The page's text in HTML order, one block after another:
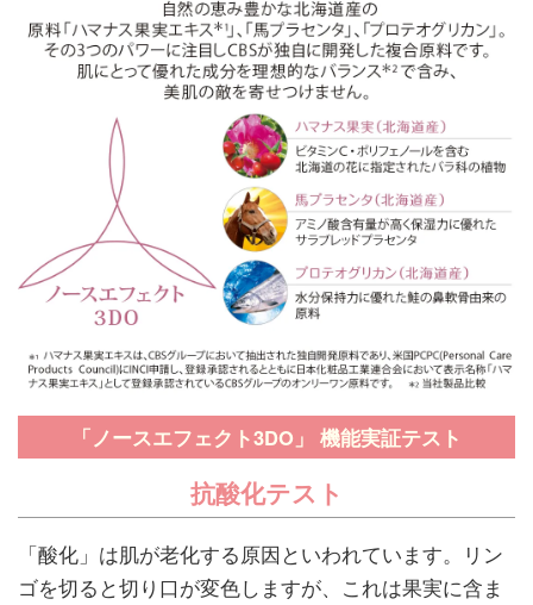
「ノースエフェクト3DO」 機能実証テスト
抗酸化テスト
「酸化」は肌が老化する原因といわれています。リン
ゴを切ると切り口が変色しますが、これは果実に含ま